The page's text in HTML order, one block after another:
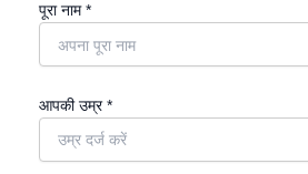
पूरा नाम *
आपकी उम्र *